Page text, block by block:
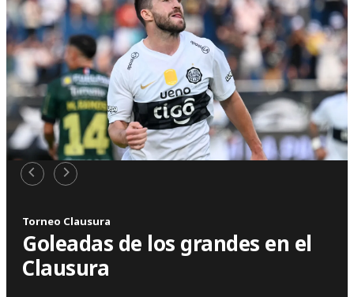
Torneo Clausura
Goleadas de los grandes en el
Clausura